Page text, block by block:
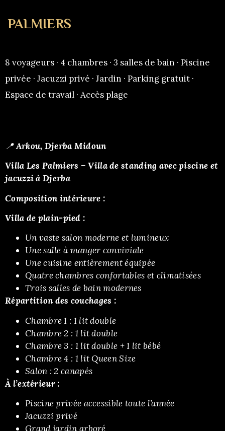
PALMIERS
8 voyageurs · 4 chambres · 3 salles de bain · Piscine
privée · Jacuzzi privé · Jardin · Parking gratuit ·
Espace de travail · Accès plage
📍Arkou, Djerba Midoun
Villa Les Palmiers – Villa de standing avec piscine et
jacuzzi à Djerba
Composition intérieure :
Villa de plain-pied :
Un vaste salon moderne et lumineux
Une salle à manger conviviale
Une cuisine entièrement équipée
Quatre chambres confortables et climatisées
Trois salles de bain modernes
Répartition des couchages :
Chambre 1 : 1 lit double
Chambre 2 : 1 lit double
Chambre 3 : 1 lit double + 1 lit bébé
Chambre 4 : 1 lit Queen Size
Salon : 2 canapés
À l’extérieur :
Piscine privée accessible toute l’année
Jacuzzi privé
Grand jardin arboré